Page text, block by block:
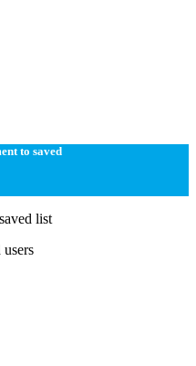
to saved
list